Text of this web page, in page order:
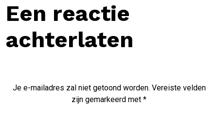
Een reactie
achterlaten
Je e-mailadres zal niet getoond worden. Vereiste velden
zijn gemarkeerd met *